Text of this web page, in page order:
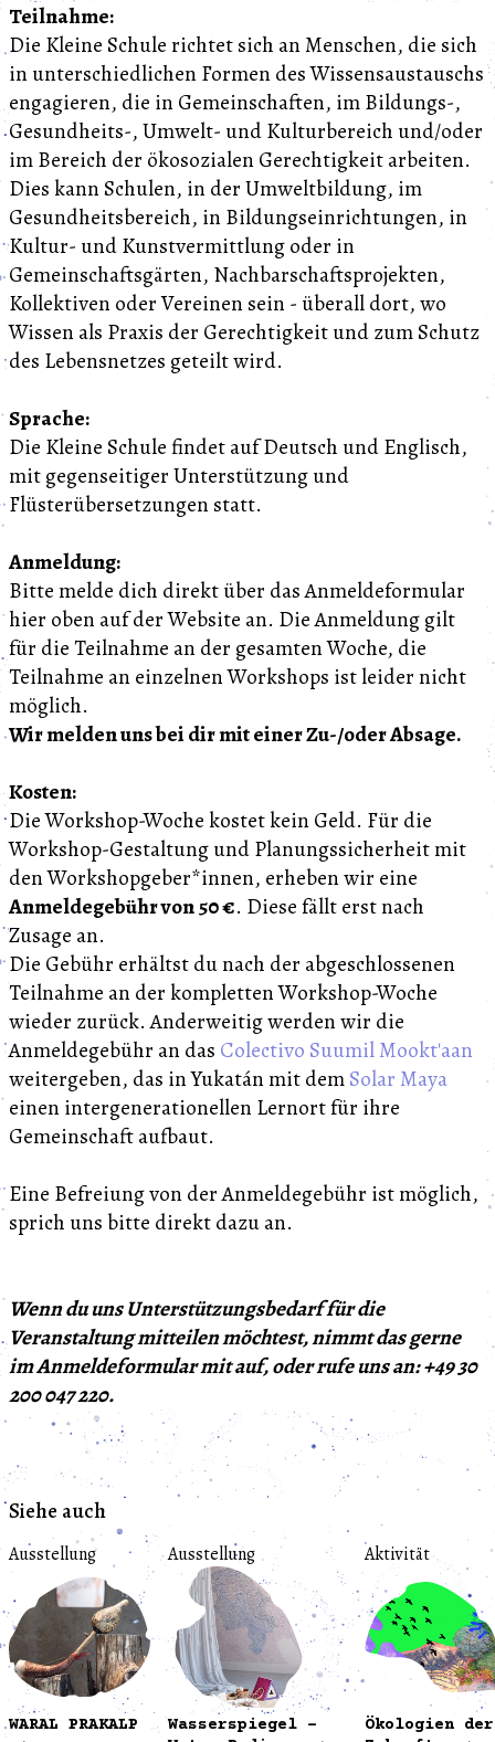
Teilnahme:
Die Kleine Schule richtet sich an Menschen, die sich
in unterschiedlichen Formen des Wissensaustauschs
engagieren, die in Gemeinschaften, im Bildungs-,
Gesundheits-, Umwelt- und Kulturbereich und/oder
im Bereich der ökosozialen Gerechtigkeit arbeiten.
Dies kann Schulen, in der Umweltbildung, im
Gesundheitsbereich, in Bildungseinrichtungen, in
Kultur- und Kunstvermittlung oder in
Gemeinschaftsgärten, Nachbarschaftsprojekten,
Kollektiven oder Vereinen sein - überall dort, wo
Wissen als Praxis der Gerechtigkeit und zum Schutz
des Lebensnetzes geteilt wird.
Sprache:
Die Kleine Schule findet auf Deutsch und Englisch,
mit gegenseitiger Unterstützung und
Flüsterübersetzungen statt.
Anmeldung:
Bitte melde dich direkt über das Anmeldeformular
hier oben auf der Website an. Die Anmeldung gilt
für die Teilnahme an der gesamten Woche, die
Teilnahme an einzelnen Workshops ist leider nicht
möglich.
Wir melden uns bei dir mit einer Zu-/oder Absage.
Kosten:
Die Workshop-Woche kostet kein Geld. Für die
Workshop-Gestaltung und Planungssicherheit mit
den Workshopgeber*innen, erheben wir eine
Anmeldegebühr von 50 €. Diese fällt erst nach
Zusage an.
Die Gebühr erhältst du nach der abgeschlossenen
Teilnahme an der kompletten Workshop-Woche
wieder zurück. Anderweitig werden wir die
Anmeldegebühr an das Colectivo Suumil Mookt'aan
weitergeben, das in Yukatán mit demSolar Maya
einen intergenerationellen Lernort für ihre
Gemeinschaft aufbaut.
Eine Befreiung von der Anmeldegebühr ist möglich,
sprich uns bitte direkt dazu an.
Wenn du uns Unterstützungsbedarf für die
Veranstaltung mitteilen möchtest, nimmt das gerne
im Anmeldeformular mit auf, oder rufe uns an: +49 30
200 047 220.
Siehe auch
Ausstellung
WARAL PRAKALP
Ausstellung
Wasserspiegel –
Aktivität
Ökologien der